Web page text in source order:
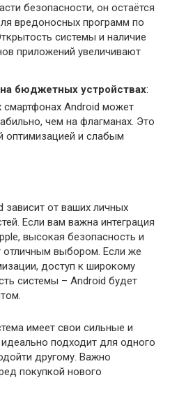
безопасности, он остаётся
вредоносных программ по
системы и наличие
приложений увеличивают
бюджетных устройствах:
Android может
чем на флагманах. Это
оптимизацией и слабым
от ваших личных
Если вам важна интеграция
высокая безопасность и
отличным выбором. Если же
доступ к широкому
системы – Android будет
имеет свои сильные и
подходит для одного
другому. Важно
покупкой нового